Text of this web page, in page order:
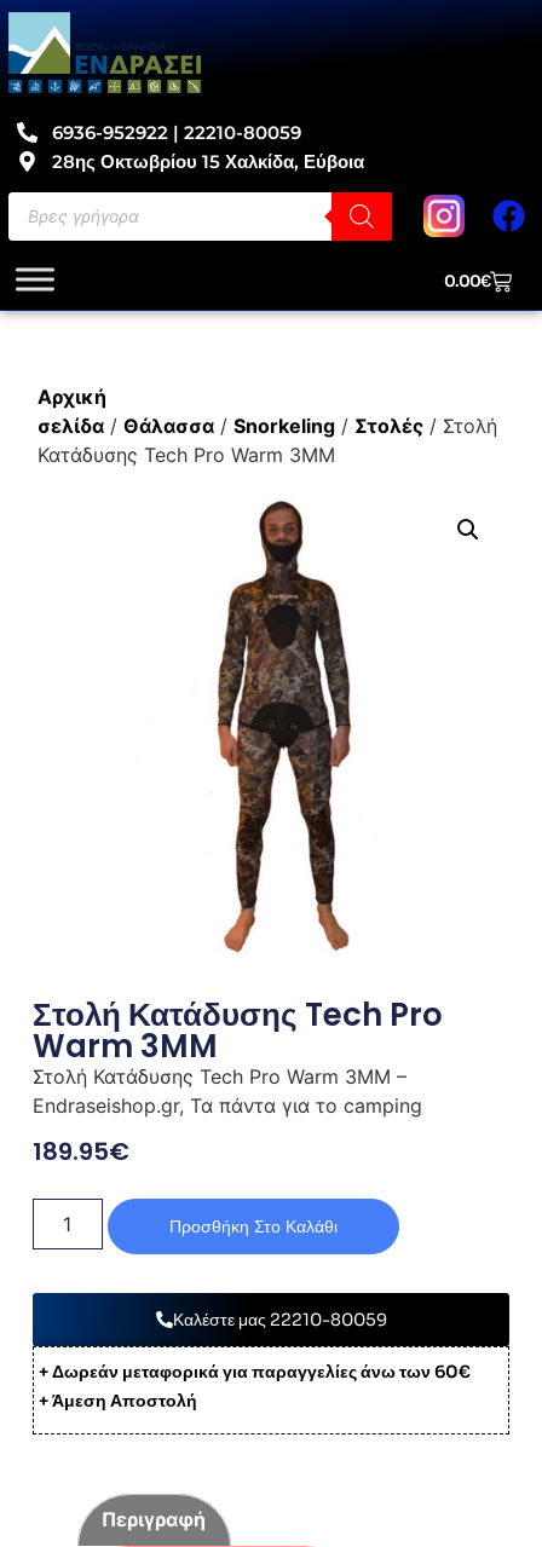
6936-952922 | 22210-80059
28ης Οκτωβρίου 15 Χαλκίδα, Εύβοια
0.00€
Αρχική
σελίδα/ Θάλασσα/ Snorkeling/ Στολές/ Στολή
Κατάδυσης Tech Pro Warm 3MM
Στολή Κατάδυσης Tech Pro
Warm 3MM
Στολή Κατάδυσης Tech Pro Warm 3MM –
Endraseishop.gr, Τα πάντα για το camping
189.95€
Προσθήκη Στο Καλάθι
Καλέστε μας 22210-80059
+ Δωρεάν μεταφορικά για παραγγελίες άνω των 60€
+ Άμεση Αποστολή
Περιγραφή